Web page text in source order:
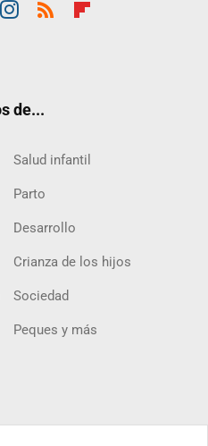
de...
Salud infantil
Parto
Desarrollo
Crianza de los hijos
Sociedad
Peques y más